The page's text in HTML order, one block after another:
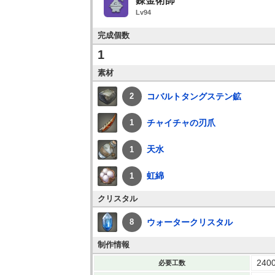
Lv94
完成個数
1
素材
2 コバルトタングステン鉱
1 チャイチャの刃爪
1 天水
1 虹綿
クリスタル
8 ウォータークリスタル
制作情報
必要工数